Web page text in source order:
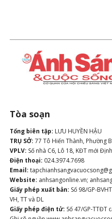
Tòa soạn
Tổng biên tập: LƯU HUYỀN HẬU
TRỤ SỞ: 77 Tô Hiến Thành, Phường
VPLV: Số nhà C6, Lô 18, KĐT mới
Điện thoại: 024.3974.7698
Email:
Website: anhsangonline.vn;
Giấy phép xuất bản: Số 98/GP-
VH, TT và DL
Giấy phép điện tử: Số 47/GP-TTĐT